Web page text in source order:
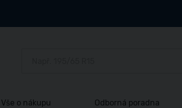
Vše o nákupu Odborná poradna